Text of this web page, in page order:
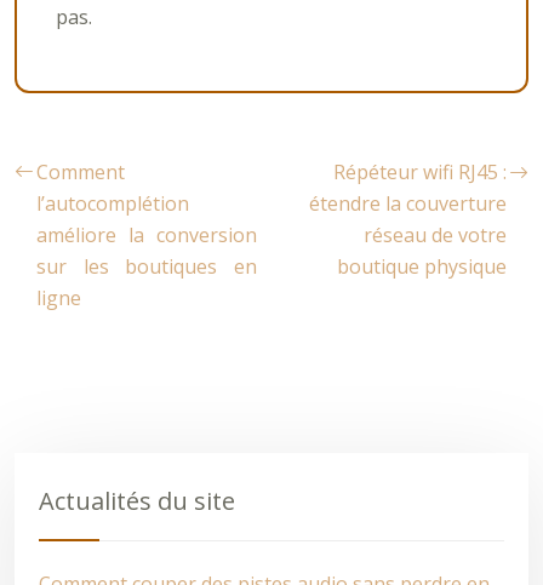
pas.
Comment
l’autocomplétion
améliore la conversion
sur les boutiques en
ligne
Répéteur wifi RJ45 :
étendre la couverture
réseau de votre
boutique physique
Actualités du site